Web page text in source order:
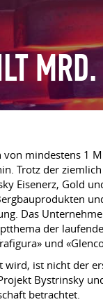
MRD.
mindestens 1
Trotz der
Eisenerz, Gold
Das
der
und
ist nicht der
Bystrinsky
betrachtet.